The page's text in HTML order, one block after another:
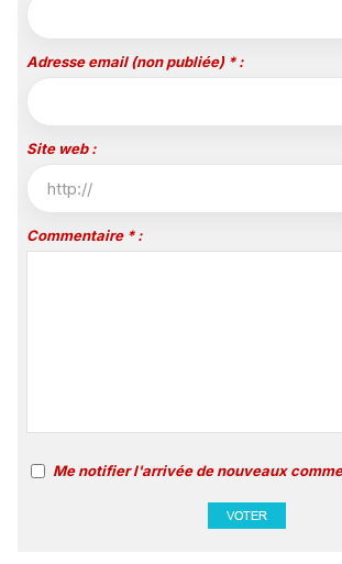
Adresse email (non publiée) * :
Site web :
Commentaire * :
Me notifier l'arrivée de nouveaux